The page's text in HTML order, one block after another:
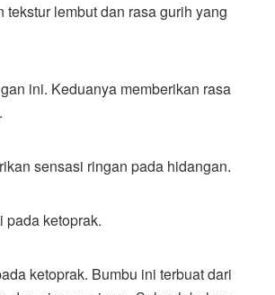
lembut dan rasa gurih yang
ini. Keduanya memberikan rasa
sensasi ringan pada hidangan.
pada ketoprak.
ketoprak. Bumbu ini terbuat dari